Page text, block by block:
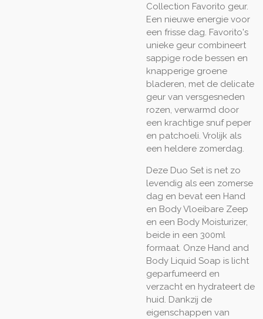
Collection Favorito geur.
Een nieuwe energie voor
een frisse dag. Favorito's
unieke geur combineert
sappige rode bessen en
knapperige groene
bladeren, met de delicate
geur van versgesneden
rozen, verwarmd door
een krachtige snuf peper
en patchoeli. Vrolijk als
een heldere zomerdag.
Deze Duo Set is net zo
levendig als een zomerse
dag en bevat een Hand
en Body Vloeibare Zeep
en een Body Moisturizer,
beide in een 300ml
formaat. Onze Hand and
Body Liquid Soap is licht
geparfumeerd en
verzacht en hydrateert de
huid. Dankzij de
eigenschappen van